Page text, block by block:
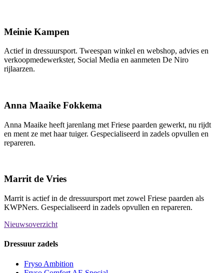
Meinie Kampen
Actief in dressuursport. Tweespan winkel en webshop, advies en
verkoopmedewerkster, Social Media en aanmeten De Niro
rijlaarzen.
Anna Maaike Fokkema
Anna Maaike heeft jarenlang met Friese paarden gewerkt, nu rijdt
en ment ze met haar tuiger. Gespecialiseerd in zadels opvullen en
repareren.
Marrit de Vries
Marrit is actief in de dressuursport met zowel Friese paarden als
KWPNers. Gespecialiseerd in zadels opvullen en repareren.
Nieuwsoverzicht
Dressuur zadels
Fryso Ambition